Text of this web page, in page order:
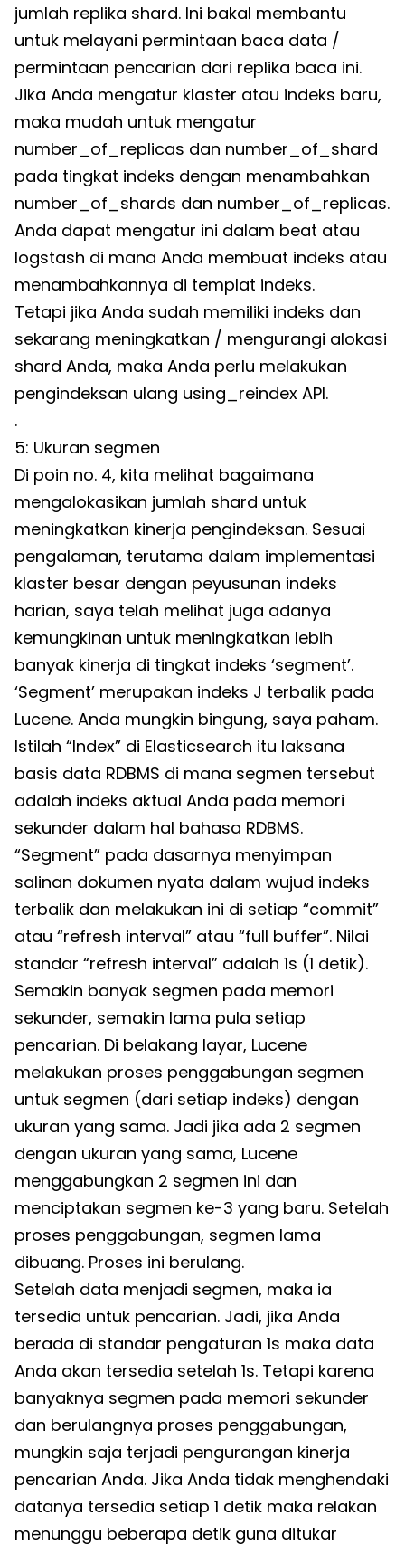
jumlah replika shard. Ini bakal membantu
untuk melayani permintaan baca data /
permintaan pencarian dari replika baca ini.
Jika Anda mengatur klaster atau indeks baru,
maka mudah untuk mengatur
number_of_replicas dan number_of_shard
pada tingkat indeks dengan menambahkan
number_of_shards dan number_of_replicas.
Anda dapat mengatur ini dalam beat atau
logstash di mana Anda membuat indeks atau
menambahkannya di templat indeks.
Tetapi jika Anda sudah memiliki indeks dan
sekarang meningkatkan / mengurangi alokasi
shard Anda, maka Anda perlu melakukan
pengindeksan ulang using_reindex API.
.
5: Ukuran segmen
Di poin no. 4, kita melihat bagaimana
mengalokasikan jumlah shard untuk
meningkatkan kinerja pengindeksan. Sesuai
pengalaman, terutama dalam implementasi
klaster besar dengan peyusunan indeks
harian, saya telah melihat juga adanya
kemungkinan untuk meningkatkan lebih
banyak kinerja di tingkat indeks ‘segment’.
‘Segment’ merupakan indeks J terbalik pada
Lucene. Anda mungkin bingung, saya paham.
Istilah “Index” di Elasticsearch itu laksana
basis data RDBMS di mana segmen tersebut
adalah indeks aktual Anda pada memori
sekunder dalam hal bahasa RDBMS.
“Segment” pada dasarnya menyimpan
salinan dokumen nyata dalam wujud indeks
terbalik dan melakukan ini di setiap “commit”
atau “refresh interval” atau “full buffer”. Nilai
standar “refresh interval” adalah 1s (1 detik).
Semakin banyak segmen pada memori
sekunder, semakin lama pula setiap
pencarian. Di belakang layar, Lucene
melakukan proses penggabungan segmen
untuk segmen (dari setiap indeks) dengan
ukuran yang sama. Jadi jika ada 2 segmen
dengan ukuran yang sama, Lucene
menggabungkan 2 segmen ini dan
menciptakan segmen ke-3 yang baru. Setelah
proses penggabungan, segmen lama
dibuang. Proses ini berulang.
Setelah data menjadi segmen, maka ia
tersedia untuk pencarian. Jadi, jika Anda
berada di standar pengaturan 1s maka data
Anda akan tersedia setelah 1s. Tetapi karena
banyaknya segmen pada memori sekunder
dan berulangnya proses penggabungan,
mungkin saja terjadi pengurangan kinerja
pencarian Anda. Jika Anda tidak menghendaki
datanya tersedia setiap 1 detik maka relakan
menunggu beberapa detik guna ditukar